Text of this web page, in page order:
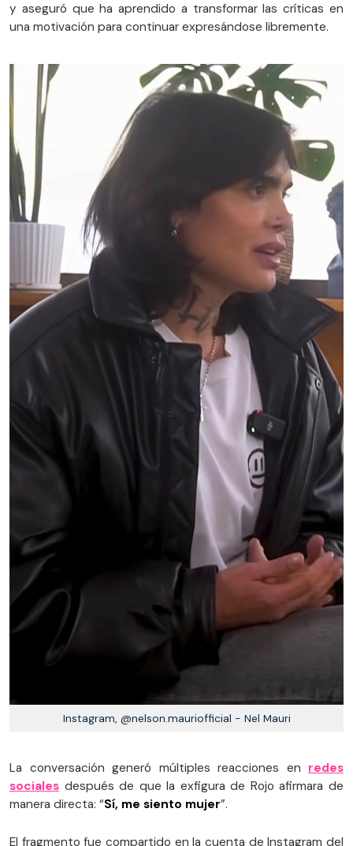
y aseguró que ha aprendido a transformar las críticas en
una motivación para continuar expresándose libremente.
Instagram, @nelson.mauriofficial - Nel Mauri
La conversación generó múltiples reacciones en redes
sociales después de que la exfigura de Rojo afirmara de
manera directa: “Sí, me siento mujer”.
El fragmento fue compartido en la cuenta de Instagram del